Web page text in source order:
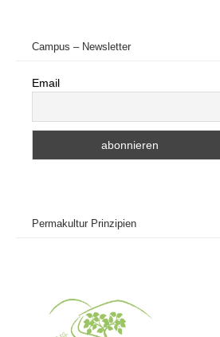
Campus – Newsletter
Email
Permakultur Prinzipien